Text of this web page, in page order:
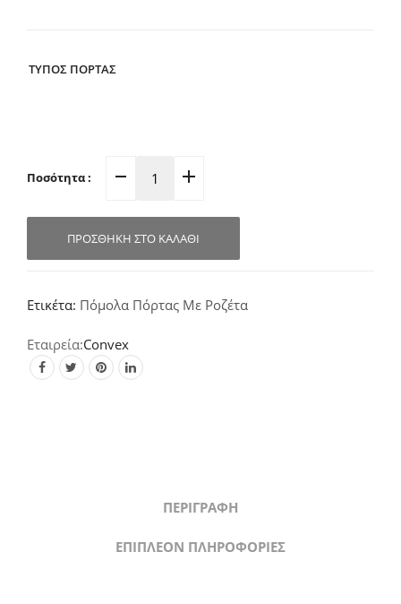
ΤΥΠΟΣ ΠΟΡΤΑΣ
Ποσότητα :
Πόμολο
Ροζέτα
quantity
ΠΡΟΣΘΉΚΗ ΣΤΟ ΚΑΛΆΘΙ
Ετικέτα: Πόμολα Πόρτας Με Ροζέτα
Convex
ΠΕΡΙΓΡΑΦΉ
ΕΠΙΠΛΈΟΝ ΠΛΗΡΟΦΟΡΊΕΣ